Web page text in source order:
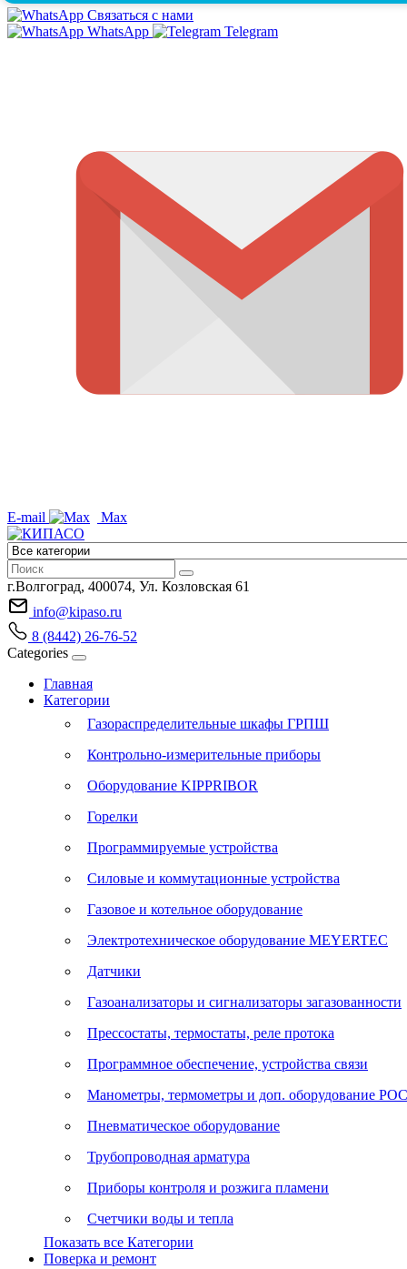
Связаться с нами
WhatsApp
Telegram
E-mail Max
г.Волгоград, 400074, Ул. Козловская 61
info@kipaso.ru
8 (8442) 26-76-52
Categories
Главная
Категории
Газораспределительные шкафы ГРПШ
Контрольно-измерительные приборы
Оборудование KIPPRIBOR
Горелки
Программируемые устройства
Силовые и коммутационные устройства
Газовое и котельное оборудование
Электротехническое оборудование MEYERTEC
Датчики
Газоанализаторы и сигнализаторы загазованности
Прессостаты, термостаты, реле протока
Программное обеспечение, устройства связи
Манометры, термометры и доп. оборудование
Пневматическое оборудование
Трубопроводная арматура
Приборы контроля и розжига пламени
Счетчики воды и тепла
Показать все Категории
Поверка и ремонт